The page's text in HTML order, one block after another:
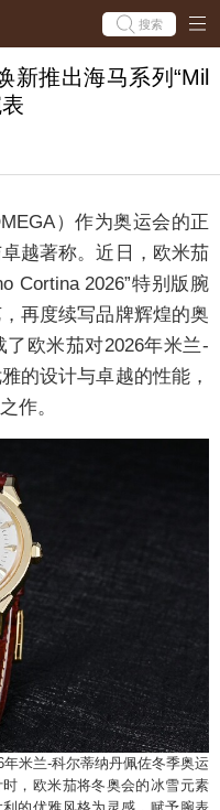
搜索
新推出海马系列“Mil
）作为奥运会的正
越著称。近日，欧米茄
Cortina 2026”特别版腕
再度续写品牌辉煌的奥
欧米茄对2026年米兰-
的设计与卓越的性能，
作。
年米兰-科尔蒂纳丹佩佐冬季奥运
，欧米茄将冬奥会的冰雪元素